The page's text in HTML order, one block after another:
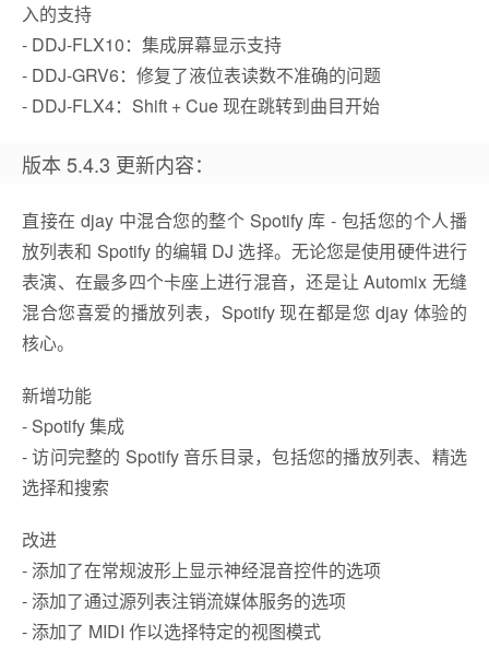
入的支持
- DDJ-FLX10：集成屏幕显示支持
- DDJ-GRV6：修复了液位表读数不准确的问题
- DDJ-FLX4：Shift + Cue 现在跳转到曲目开始
版本 5.4.3 更新内容：
直接在 djay 中混合您的整个 Spotify 库 - 包括您的个人播
放列表和 Spotify 的编辑 DJ 选择。无论您是使用硬件进行
表演、在最多四个卡座上进行混音，还是让 Automix 无缝
混合您喜爱的播放列表，Spotify 现在都是您 djay 体验的
核心。
新增功能
- Spotify 集成
- 访问完整的 Spotify 音乐目录，包括您的播放列表、精选
选择和搜索
改进
- 添加了在常规波形上显示神经混音控件的选项
- 添加了通过源列表注销流媒体服务的选项
- 添加了 MIDI 作以选择特定的视图模式